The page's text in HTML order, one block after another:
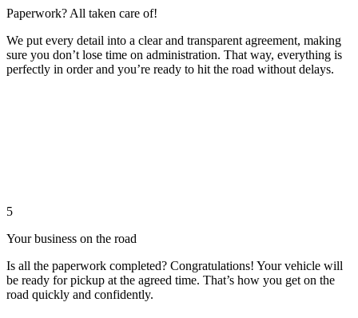
Paperwork? All taken care of!
We put every detail into a clear and transparent agreement, making
sure you don’t lose time on administration. That way, everything is
perfectly in order and you’re ready to hit the road without delays.
5
Your business on the road
Is all the paperwork completed? Congratulations! Your vehicle will
be ready for pickup at the agreed time. That’s how you get on the
road quickly and confidently.